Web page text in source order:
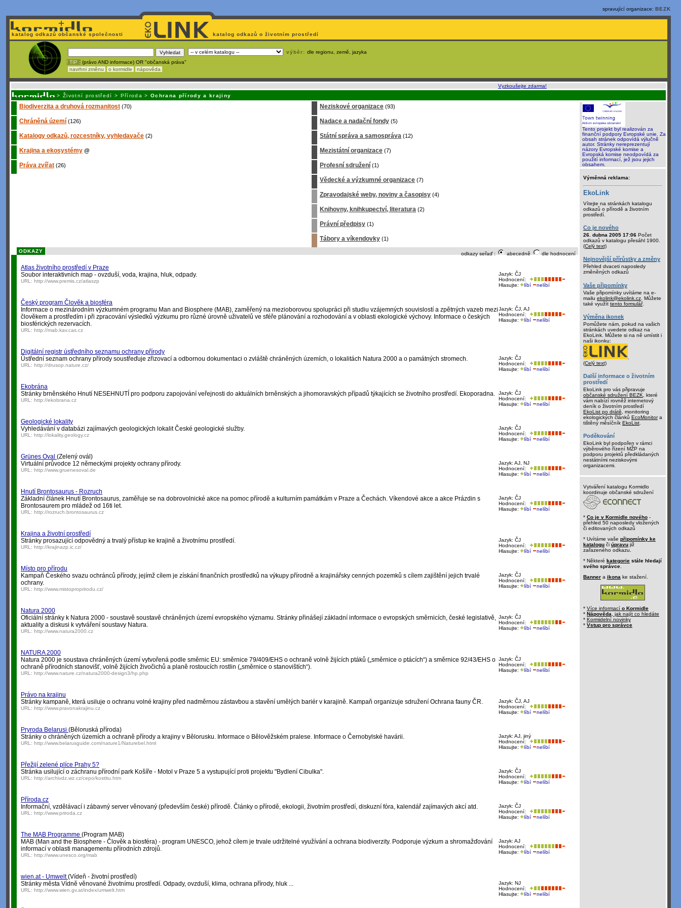
spravující organizace: BEZK
katalog odkazů občanské společnosti katalog odkazů o životním prostředí
výběr: dle regionu, země, jazyka
! TIP : (právo AND informace) OR "občanská práva"
navrhni změnu
o kormidle nápověda
Vyzkoušejte zdarma!
> Životní prostředí > Příroda >Ochrana přírody a krajiny
Biodiverzita a druhová rozmanitost (70)
Chráněná území (126)
Katalogy odkazů, rozcestníky, vyhledavače (2)
Krajina a ekosystémy @
Práva zvířat (26)
Neziskové organizace (93)
Nadace a nadační fondy (5)
Státní správa a samospráva (12)
Mezistátní organizace (7)
Profesní sdružení (1)
Vědecké a výzkumné organizace (7)
Zpravodajské weby, noviny a časopisy (4)
Knihovny, knihkupectví, literatura (2)
Právní předpisy (1)
Tábory a víkendovky (1)
odkazy seřaď : abecedně dle hodnocení
ODKAZY
Atlas životního prostředí v Praze
Jazyk: ČJ
Hodnocení:
Hlasujte:
líbí nelíbí
Soubor interaktivních map - ovzduší, voda, krajina, hluk, odpady.
URL: http://www.premis.cz/atlaszp
Český program Člověk a biosféra
Jazyk: ČJ, AJ
Hodnocení:
Hlasujte:
líbí nelíbí
Informace o mezinárodním výzkumném programu Man and Biosphere (MAB), zaměřený na mezioborovou spolupráci při studiu vzájemných souvislostí a zpětných vazeb mezi
člověkem a prostředím i při zpracování výsledků výzkumu pro různé úrovně uživatelů ve sféře plánování a rozhodování a v oblasti ekologické výchovy. Informace o českých
biosférických rezervacích.
URL: http://mab.kav.cas.cz
Digitální registr ústředního seznamu ochrany přírody
Jazyk: ČJ
Hodnocení:
Hlasujte:
líbí nelíbí
Ústřední seznam ochrany přírody soustřeďuje zřizovací a odbornou dokumentaci o zvláště chráněných územích, o lokalitách Natura 2000 a o památných stromech.
URL: http://drusop.nature.cz/
Ekobrána
Jazyk: ČJ
Hodnocení:
Hlasujte:
líbí nelíbí
Stránky brněnského Hnutí NESEHNUTÍ pro podporu zapojování veřejnosti do aktuálních brněnských a jihomoravských případů týkajících se životního prostředí. Ekoporadna.
URL: http://ekobrana.cz
Geologické lokality
Jazyk: ČJ
Hodnocení:
Hlasujte:
líbí nelíbí
Vyhledávání v databázi zajímavých geologických lokalit České geologické služby.
URL: http://lokality.geology.cz
Grünes Oval (Zelený ovál)
Jazyk: AJ, NJ
Hodnocení:
Hlasujte:
líbí nelíbí
Virtuální průvodce 12 německými projekty ochrany přírody.
URL: http://www.gruenesoval.de
Hnutí Brontosaurus - Rozruch
Jazyk: ČJ
Hodnocení:
Hlasujte:
líbí nelíbí
Základní článek Hnutí Brontosaurus, zaměřuje se na dobrovolnické akce na pomoc přírodě a kulturním památkám v Praze a Čechách. Víkendové akce a akce Prázdin s
Brontosaurem pro mládež od 16ti let.
URL: http://rozruch.brontosaurus.cz
Krajina a životní prostředí
Jazyk: ČJ
Hodnocení:
Hlasujte:
líbí nelíbí
Stránky prosazující odpovědný a trvalý přístup ke krajině a životnímu prostředí.
URL: http://krajinazp.ic.cz/
Místo pro přírodu
Jazyk: ČJ
Hodnocení:
Hlasujte:
líbí nelíbí
Kampaň Českého svazu ochránců přírody, jejímž cílem je získání finančních prostředků na výkupy přírodně a krajinářsky cenných pozemků s cílem zajištění jejich trvalé
ochrany.
URL: http://www.mistoproprirodu.cz/
Natura 2000
Jazyk: ČJ
Hodnocení:
Hlasujte:
líbí nelíbí
Oficiální stránky k Natura 2000 - soustavě soustavě chráněných území evropského významu. Stránky přinášejí základní informace o evropských směrnicích, české legislativě,
aktuality a diskusi k vytváření soustavy Natura.
URL: http://www.natura2000.cz
NATURA 2000
Jazyk: ČJ
Hodnocení:
Hlasujte:
líbí nelíbí
Natura 2000 je soustava chráněných území vytvořená podle směrnic EU: směrnice 79/409/EHS o ochraně volně žijících ptáků („směrnice o ptácích“) a směrnice 92/43/EHS o
ochraně přírodních stanovišť, volně žijících živočichů a planě rostoucích rostlin („směrnice o stanovištích“).
URL: http://www.nature.cz/natura2000-design3/hp.php
Právo na krajinu
Jazyk: ČJ, AJ
Hodnocení:
Hlasujte:
líbí nelíbí
Stránky kampaně, která usiluje o ochranu volné krajiny před nadměrnou zástavbou a stavění umělých bariér v karajině. Kampaň organizuje sdružení Ochrana fauny ČR.
URL: http://www.pravonakrajinu.cz
Pryroda Belarusi (Běloruská příroda)
Jazyk: AJ, jiný
Hodnocení:
Hlasujte:
líbí nelíbí
Stránky o chráněných územích a ochraně přírody a krajiny v Bělorusku. Informace o Bělověžském pralese. Informace o Černobylské havárii.
URL: http://www.belarusguide.com/nature1/Naturebel.html
Přežijí zelené plíce Prahy 5?
Jazyk: ČJ
Hodnocení:
Hlasujte:
líbí nelíbí
Stránka usilující o záchranu přírodní park Košíře - Motol v Praze 5 a vystupující proti projektu "Bydlení Cibulka".
URL: http://archivdz.wz.cz/cepo/kostitu.htm
Příroda.cz
Jazyk: ČJ
Hodnocení:
Hlasujte:
líbí nelíbí
Informační, vzdělávací i zábavný server věnovaný (především české) přírodě. Články o přírodě, ekologii, životním prostředí, diskuzní fóra, kalendář zajímavých akcí atd.
URL: http://www.priroda.cz
The MAB Programme (Program MAB)
Jazyk: AJ
Hodnocení:
Hlasujte:
líbí nelíbí
MAB (Man and the Biosphere - Člověk a biosféra) - program UNESCO, jehož cílem je trvale udržitelné využívání a ochrana biodiverzity. Podporuje výzkum a shromažďování
informací v oblasti managementu přírodních zdrojů.
URL: http://www.unesco.org/mab
wien.at - Umwelt(Vídeň - životní prostředí)
Jazyk: NJ
Hodnocení:
Hlasujte:
líbí nelíbí
Stránky města Vídně věnované životnímu prostředí. Odpady, ovzduší, klima, ochrana přírody, hluk ...
URL: http://www.wien.gv.at/index/umwelt.htm
Tento projekt byl realizován za
finanční podpory Evropské unie. Za
obsah stránek odpovídá výlučně
autor. Stránky nereprezentují
názory Evropské komise a
Evropská komise neodpovídá za
použití informací, jež jsou jejich
obsahem.
Výměnná reklama:
EkoLink
Vítejte na stránkách katalogu
odkazů o přírodě a životním
prostředí.
Co je nového
26. dubna 2005 17:06 Počet
odkazů v katalogu přesáhl 1900.
(Celý text)
Nejnovější přírůstky a změny
Přehled dvaceti naposledy
změněných odkazů
Vaše připomínky
Vaše připomínky uvítáme na e-
mailu ekolink@ekolink.cz . Můžete
také využít tento formulář.
Výměna ikonek
Pomůžete nám, pokud na vašich
stránkách uvedete odkaz na
EkoLink. Můžete si na ně umístit i
naši ikonku:
(Celý text)
Další informace o životním
prostředí
EkoLink pro vás připravuje
občanské sdružení BEZK , které
vám nabízí rovněž internetový
deník o životním prostředí
EkoList po drátě , monitoring
ekologických článků EcoMonitora
tištěný měsíčník EkoList
Poděkování
EkoLink byl podpořen v rámci
výběrového řízení MŽP na
podporu projektů předkládaných
nestátními neziskovými
organizacemi.
Vytváření katalogu Kormidlo
koordinuje občanské sdružení
* Co je v Kormidle nového -
přehled 50 naposledy vložených
či editovaných odkazů
* Uvítáme vaše připomínky ke
katalogu či úpravu již
zařazeného odkazu.
* Některé kategorie stále hledají
svého správce
Banner a ikona ke stažení.
* Více informací o Kormidle
* Nápověda , jak najít co hledáte
* Kormidelní novinky
* Vstup pro správce